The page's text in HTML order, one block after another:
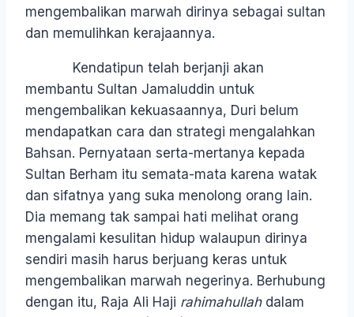
mengembalikan marwah dirinya sebagai sultan
dan memulihkan kerajaannya.
Kendatipun telah berjanji akan
membantu Sultan Jamaluddin untuk
mengembalikan kekuasaannya, Duri belum
mendapatkan cara dan strategi mengalahkan
Bahsan. Pernyataan serta-mertanya kepada
Sultan Berham itu semata-mata karena watak
dan sifatnya yang suka menolong orang lain.
Dia memang tak sampai hati melihat orang
mengalami kesulitan hidup walaupun dirinya
sendiri masih harus berjuang keras untuk
mengembalikan marwah negerinya. Berhubung
dengan itu, Raja Ali Haji rahimahullah dalam